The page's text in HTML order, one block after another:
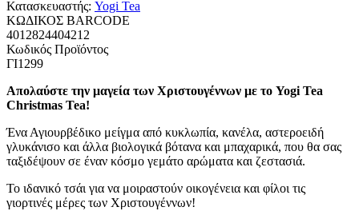
Κατασκευαστής: Yogi Tea
ΚΩΔΙΚΟΣ BARCODE
4012824404212
Κωδικός Προϊόντος
ΓΙ1299
Απολαύστε την μαγεία των Χριστουγέννων με το Yogi Tea
Christmas Tea!
Ένα Αγιουρβέδικο μείγμα από κυκλωπία, κανέλα, αστεροειδή
γλυκάνισο και άλλα βιολογικά βότανα και μπαχαρικά, που θα σας
ταξιδέψουν σε έναν κόσμο γεμάτο αρώματα και ζεστασιά.
Το ιδανικό τσάι για να μοιραστούν οικογένεια και φίλοι τις
γιορτινές μέρες των Χριστουγέννων!